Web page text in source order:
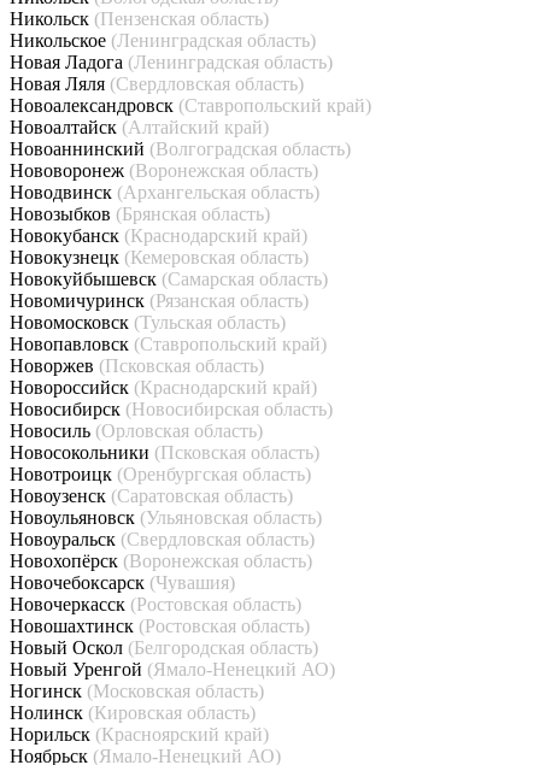
Никольск (Пензенская область)
Никольское (Ленинградская область)
Новая Ладога (Ленинградская область)
Новая Ляля (Свердловская область)
Новоалександровск (Ставропольский край)
Новоалтайск (Алтайский край)
Новоаннинский (Волгоградская область)
Нововоронеж (Воронежская область)
Новодвинск (Архангельская область)
Новозыбков (Брянская область)
Новокубанск (Краснодарский край)
Новокузнецк (Кемеровская область)
Новокуйбышевск (Самарская область)
Новомичуринск (Рязанская область)
Новомосковск (Тульская область)
Новопавловск (Ставропольский край)
Новоржев (Псковская область)
Новороссийск (Краснодарский край)
Новосибирск (Новосибирская область)
Новосиль (Орловская область)
Новосокольники (Псковская область)
Новотроицк (Оренбургская область)
Новоузенск (Саратовская область)
Новоульяновск (Ульяновская область)
Новоуральск (Свердловская область)
Новохопёрск (Воронежская область)
Новочебоксарск (Чувашия)
Новочеркасск (Ростовская область)
Новошахтинск (Ростовская область)
Новый Оскол (Белгородская область)
Новый Уренгой (Ямало-Ненецкий АО)
Ногинск (Московская область)
Нолинск (Кировская область)
Норильск (Красноярский край)
Ноябрьск (Ямало-Ненецкий АО)